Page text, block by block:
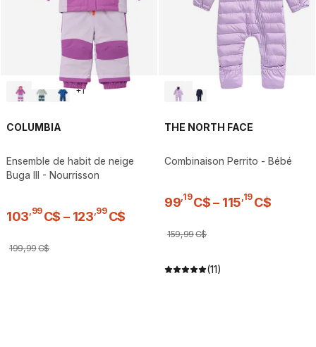
+1
COLUMBIA
Ensemble de habit de neige
Buga III - Nourrisson
103 99 C$ – 123 99 C$
199,99C$
THE NORTH FACE
Combinaison Perrito - Bébé
99 19C$ – 115 19 C$
159,99C$
(11)